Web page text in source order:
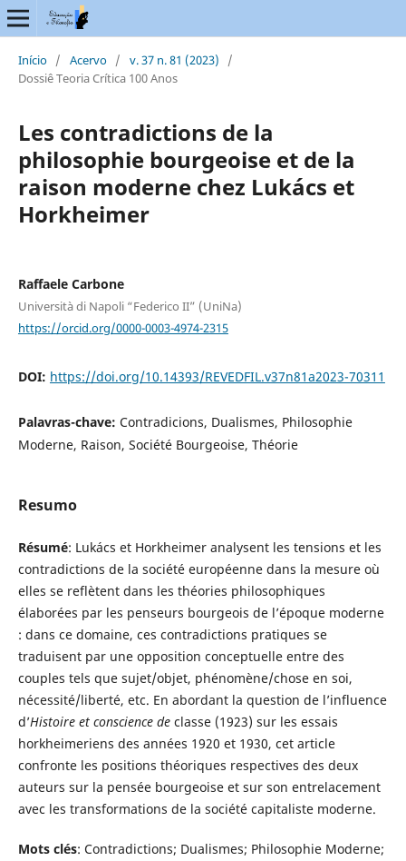
Início / Acervo / v. 37 n. 81 (2023)
/
Dossiê Teoria Crítica 100 Anos
Les contradictions de la
philosophie bourgeoise et de la
raison moderne chez Lukács et
Horkheimer
Raffaele Carbone
Università di Napoli “Federico II” (UniNa)
https://orcid.org/0000-0003-4974-2315
DOI: https://doi.org/10.14393/REVEDFIL.v37n81a2023-70311
Palavras-chave: Contradicions, Dualismes, Philosophie
Moderne, Raison, Société Bourgeoise, Théorie
Resumo
Résumé: Lukács et Horkheimer analysent les tensions et les
contradictions de la société européenne dans la mesure où
elles se reflètent dans les théories philosophiques
élaborées par les penseurs bourgeois de l’époque moderne
: dans ce domaine, ces contradictions pratiques se
traduisent par une opposition conceptuelle entre des
couples tels que sujet/objet, phénomène/chose en soi,
nécessité/liberté, etc. En abordant la question de l’influence
d’Histoire et conscience de classe (1923) sur les essais
horkheimeriens des années 1920 et 1930, cet article
confronte les positions théoriques respectives des deux
auteurs sur la pensée bourgeoise et sur son entrelacement
avec les transformations de la société capitaliste moderne.
Mots clés: Contradictions; Dualismes; Philosophie Moderne;